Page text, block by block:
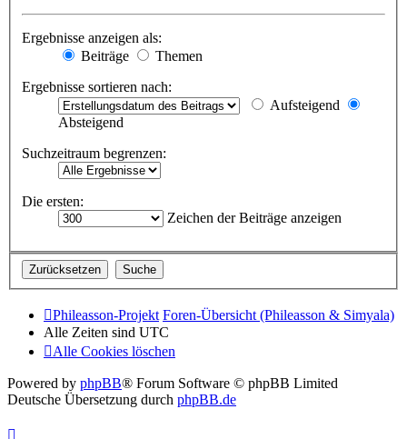
Ergebnisse anzeigen als:
Beiträge
Themen
Ergebnisse sortieren nach:
Aufsteigend
Absteigend
Suchzeitraum begrenzen:
Die ersten:
Zeichen der Beiträge anzeigen
Phileasson-Projekt Foren-Übersicht (Phileasson & Simyala)
Alle Zeiten sind UTC
Alle Cookies löschen
Powered by phpBB® Forum Software © phpBB Limited
Deutsche Übersetzung durch phpBB.de